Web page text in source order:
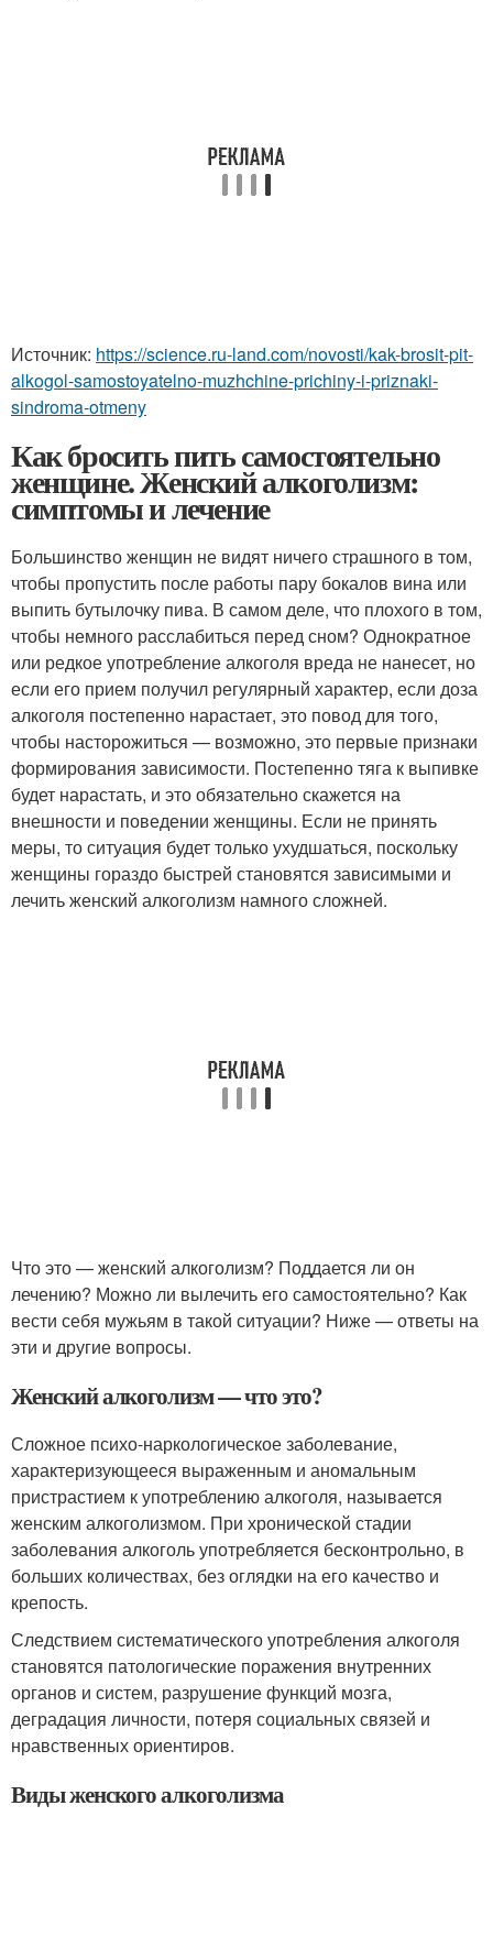
Источник: https://science.ru-land.com/novosti/kak-brosit-pit-
alkogol-samostoyatelno-muzhchine-prichiny-i-priznaki-
sindroma-otmeny
Как бросить пить самостоятельно
женщине. Женский алкоголизм:
симптомы и лечение
Большинство женщин не видят ничего страшного в том,
чтобы пропустить после работы пару бокалов вина или
выпить бутылочку пива. В самом деле, что плохого в том,
чтобы немного расслабиться перед сном? Однократное
или редкое употребление алкоголя вреда не нанесет, но
если его прием получил регулярный характер, если доза
алкоголя постепенно нарастает, это повод для того,
чтобы насторожиться — возможно, это первые признаки
формирования зависимости. Постепенно тяга к выпивке
будет нарастать, и это обязательно скажется на
внешности и поведении женщины. Если не принять
меры, то ситуация будет только ухудшаться, поскольку
женщины гораздо быстрей становятся зависимыми и
лечить женский алкоголизм намного сложней.
Что это — женский алкоголизм? Поддается ли он
лечению? Можно ли вылечить его самостоятельно? Как
вести себя мужьям в такой ситуации? Ниже — ответы на
эти и другие вопросы.
Женский алкоголизм — что это?
Сложное психо-наркологическое заболевание,
характеризующееся выраженным и аномальным
пристрастием к употреблению алкоголя, называется
женским алкоголизмом. При хронической стадии
заболевания алкоголь употребляется бесконтрольно, в
больших количествах, без оглядки на его качество и
крепость.
Следствием систематического употребления алкоголя
становятся патологические поражения внутренних
органов и систем, разрушение функций мозга,
деградация личности, потеря социальных связей и
нравственных ориентиров.
Виды женского алкоголизма